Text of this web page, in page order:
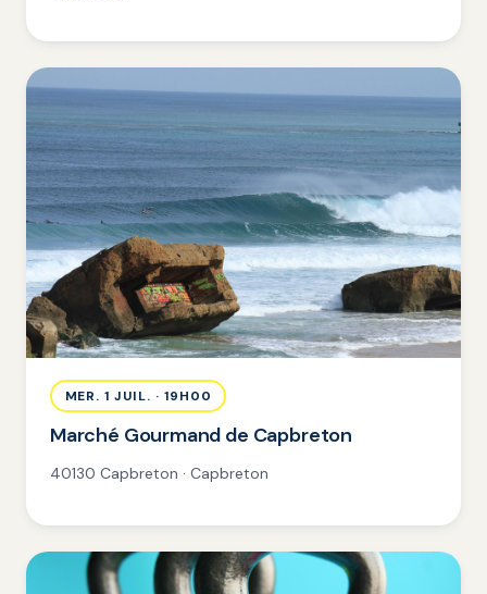
MER. 1 JUIL. · 19H00
Marché Gourmand de Capbreton
40130 Capbreton · Capbreton